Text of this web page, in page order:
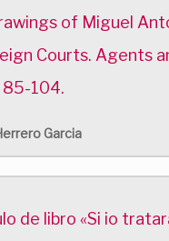
of Miguel
Courts. Agents
104.
Garcia
de libro «Si io